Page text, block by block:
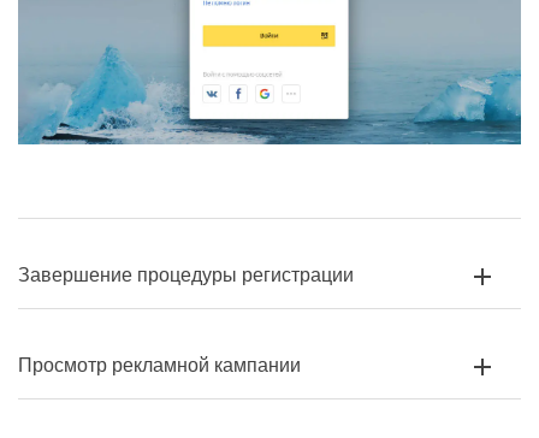
Завершение процедуры регистрации
Просмотр рекламной кампании